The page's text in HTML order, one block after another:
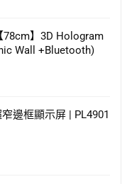
78cm】3D Hologram
Wall +Bluetooth)
邊框顯示屏 | PL4901